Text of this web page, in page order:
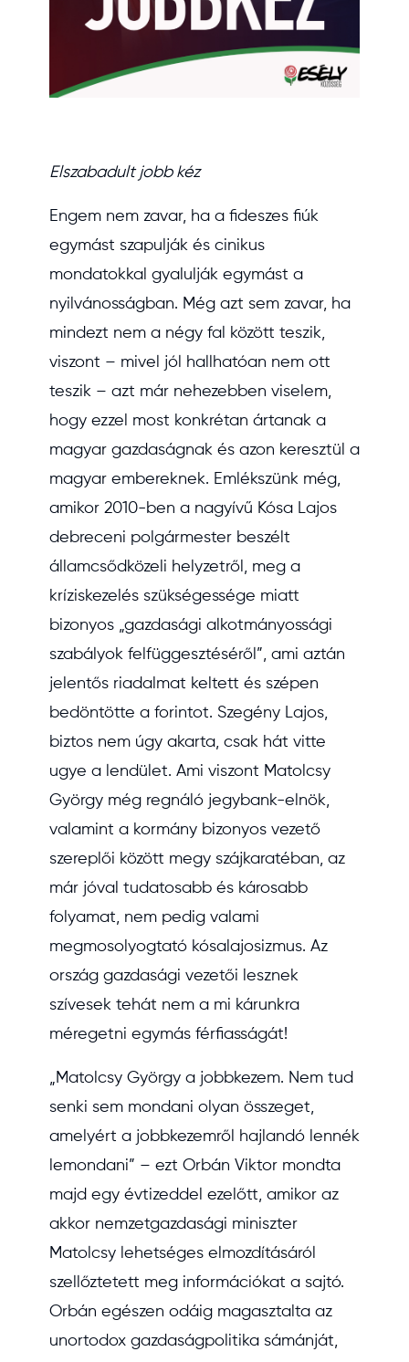
Elszabadult jobb kéz
Engem nem zavar, ha a fideszes fiúk
egymást szapulják és cinikus
mondatokkal gyalulják egymást a
nyilvánosságban. Még azt sem zavar, ha
mindezt nem a négy fal között teszik,
viszont – mivel jól hallhatóan nem ott
teszik – azt már nehezebben viselem,
hogy ezzel most konkrétan ártanak a
magyar gazdaságnak és azon keresztül a
magyar embereknek. Emlékszünk még,
amikor 2010-ben a nagyívű Kósa Lajos
debreceni polgármester beszélt
államcsődközeli helyzetről, meg a
kríziskezelés szükségessége miatt
bizonyos „gazdasági alkotmányossági
szabályok felfüggesztéséről”, ami aztán
jelentős riadalmat keltett és szépen
bedöntötte a forintot. Szegény Lajos,
biztos nem úgy akarta, csak hát vitte
ugye a lendület. Ami viszont Matolcsy
György még regnáló jegybank-elnök,
valamint a kormány bizonyos vezető
szereplői között megy szájkaratéban, az
már jóval tudatosabb és károsabb
folyamat, nem pedig valami
megmosolyogtató kósalajosizmus. Az
ország gazdasági vezetői lesznek
szívesek tehát nem a mi kárunkra
méregetni egymás férfiasságát!
„Matolcsy György a jobbkezem. Nem tud
senki sem mondani olyan összeget,
amelyért a jobbkezemről hajlandó lennék
lemondani” – ezt Orbán Viktor mondta
majd egy évtizeddel ezelőtt, amikor az
akkor nemzetgazdasági miniszter
Matolcsy lehetséges elmozdításáról
szellőztetett meg információkat a sajtó.
Orbán egészen odáig magasztalta az
unortodox gazdaságpolitika sámánját,